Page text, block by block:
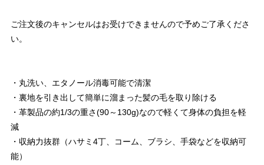
ご注文後のキャンセルはお受けできませんので予めご了承くださ
い。
・丸洗い、エタノール消毒可能で清潔
・裏地を引き出して簡単に溜まった髪の毛を取り除ける
・革製品の約1/3の重さ(90～130g)なので軽くて身体の負担を軽
減
・収納力抜群（ハサミ4丁、コーム、ブラシ、手袋などを収納可
能）